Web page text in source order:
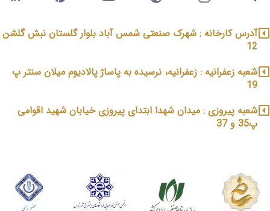
آدرس کارخانه : شهرک صنعتی شمس آباد بلوار گلستان نبش گلشن
12
شعبه زعفرانیه : زعفرانیه، نرسیده به پاساژ پالادیوم میلان سنتر پ
19
شعبه پیروزی : میدان شهدا ابتدای پیروزی خیابان شهید اقوامی
پ35 و 37